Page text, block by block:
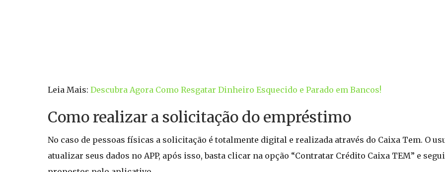
Leia Mais: Descubra Agora Como Resgatar Dinheiro Esquecido e Parado em Bancos!
Como realizar a solicitação do empréstimo
No caso de pessoas físicas a solicitação é totalmente digital e realizada através do Caixa Tem. O
atualizar seus dados no APP, após isso, basta clicar na opção “Contratar Crédito Caixa TEM” e